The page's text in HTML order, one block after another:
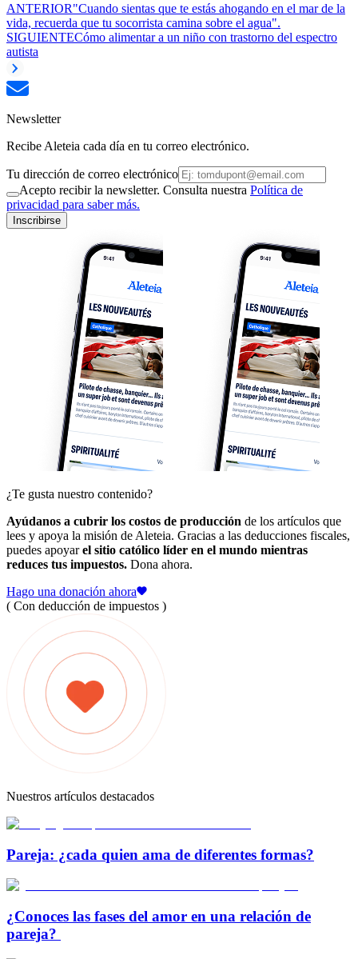
ANTERIOR"Cuando sientas que te estás ahogando en el mar de la
vida, recuerda que tu socorrista camina sobre el agua".
SIGUIENTECómo alimentar a un niño con trastorno del espectro
autista
Newsletter
Recibe Aleteia cada día en tu correo electrónico.
Tu dirección de correo electrónico
Acepto recibir la newsletter. Consulta nuestra Política de
privacidad para saber más.
Inscribirse
¿Te gusta nuestro contenido?
Ayúdanos a cubrir los costos de producción de los artículos que
lees y apoya la misión de Aleteia. Gracias a las deducciones fiscales,
puedes apoyarel sitio católico líder en el mundo mientras
reduces tus impuestos. Dona ahora.
Hago una donación ahora
( Con deducción de impuestos )
Nuestros artículos destacados
Pareja: ¿cada quien ama de diferentes formas?
¿Conoces las fases del amor en una relación de
pareja?